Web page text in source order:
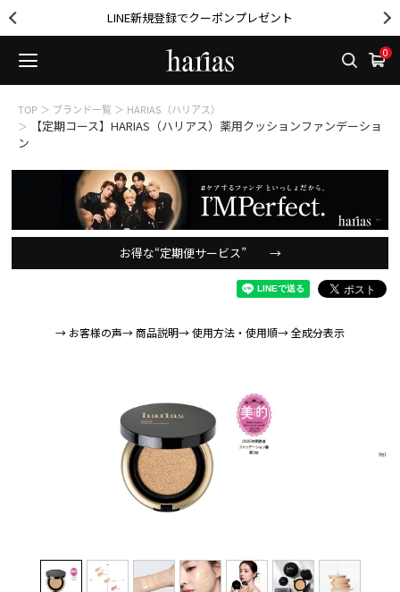
LINE新規登録でクーポンプレゼント
0
TOP ＞ ブランド一覧 ＞ HARIAS（ハリアス）
＞ 【定期コース】HARIAS（ハリアス）薬用クッションファンデーショ
ン
お得な“定期便サービス” →
→ お客様の声→ 商品説明→ 使用方法・使用順→ 全成分表示